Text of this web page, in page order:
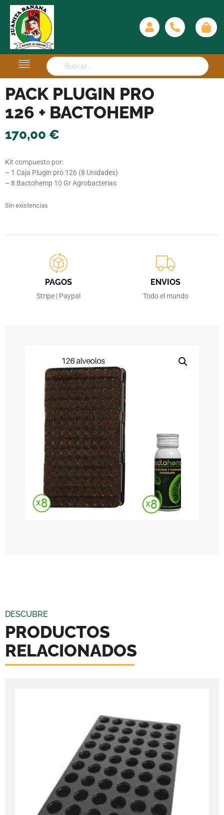
PACK PLUGIN PRO
126 + BACTOHEMP
170,00 €
Kit compuesto por:
– 1 Caja Plugin pro 126 (8 Unidades)
– 8 Bactohemp 10 Gr Agrobacterias
Sin existencias
PAGOS
Stripe | Paypal
ENVIOS
Todo el mundo
DESCUBRE
PRODUCTOS
RELACIONADOS